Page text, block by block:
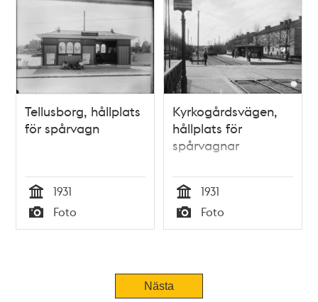
Tellusborg, hållplats
för spårvagn
Tid
1931
Typ
Foto
Kyrkogårdsvägen,
hållplats för
spårvagnar
Tid
1931
Typ
Foto
Nästa